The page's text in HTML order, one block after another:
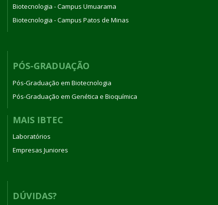
Biotecnologia - Campus Umuarama
Biotecnologia - Campus Patos de Minas
PÓS-GRADUAÇÃO
Pós-Graduação em Biotecnologia
Pós-Graduação em Genética e Bioquímica
MAIS IBTEC
Laboratórios
Empresas Juniores
DÚVIDAS?